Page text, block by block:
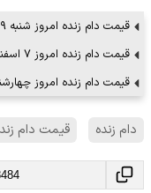
قیمت دام زنده امروز شنبه ۹ اسفند ۱۴۰۴
قیمت دام زنده امروز ۷ اسفند ۱۴۰۴
قیمت دام زنده امروز چهارشنبه ۶ اسفند
دام زنده قیمت دام